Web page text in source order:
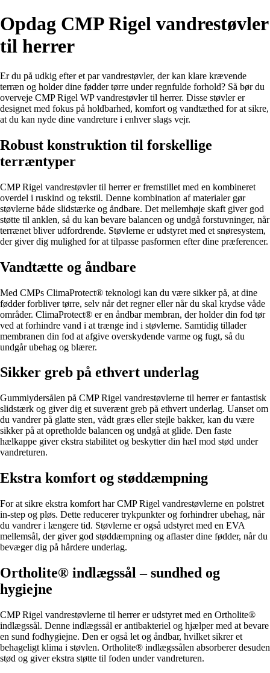
Opdag CMP Rigel vandrestøvler
til herrer
Er du på udkig efter et par vandrestøvler, der kan klare krævende
terræn og holder dine fødder tørre under regnfulde forhold? Så bør du
overveje CMP Rigel WP vandrestøvler til herrer. Disse støvler er
designet med fokus på holdbarhed, komfort og vandtæthed for at sikre,
at du kan nyde dine vandreture i enhver slags vejr.
Robust konstruktion til forskellige
terræntyper
CMP Rigel vandrestøvler til herrer er fremstillet med en kombineret
overdel i ruskind og tekstil. Denne kombination af materialer gør
støvlerne både slidstærke og åndbare. Det mellemhøje skaft giver god
støtte til anklen, så du kan bevare balancen og undgå forstuvninger, når
terrænet bliver udfordrende. Støvlerne er udstyret med et snøresystem,
der giver dig mulighed for at tilpasse pasformen efter dine præferencer.
Vandtætte og åndbare
Med CMPs ClimaProtect® teknologi kan du være sikker på, at dine
fødder forbliver tørre, selv når det regner eller når du skal krydse våde
områder. ClimaProtect® er en åndbar membran, der holder din fod tør
ved at forhindre vand i at trænge ind i støvlerne. Samtidig tillader
membranen din fod at afgive overskydende varme og fugt, så du
undgår ubehag og blærer.
Sikker greb på ethvert underlag
Gummiydersålen på CMP Rigel vandrestøvlerne til herrer er fantastisk
slidstærk og giver dig et suverænt greb på ethvert underlag. Uanset om
du vandrer på glatte sten, vådt græs eller stejle bakker, kan du være
sikker på at opretholde balancen og undgå at glide. Den faste
hælkappe giver ekstra stabilitet og beskytter din hæl mod stød under
vandreturen.
Ekstra komfort og støddæmpning
For at sikre ekstra komfort har CMP Rigel vandrestøvlerne en polstret
in-step og pløs. Dette reducerer trykpunkter og forhindrer ubehag, når
du vandrer i længere tid. Støvlerne er også udstyret med en EVA
mellemsål, der giver god støddæmpning og aflaster dine fødder, når du
bevæger dig på hårdere underlag.
Ortholite® indlægssål – sundhed og
hygiejne
CMP Rigel vandrestøvlerne til herrer er udstyret med en Ortholite®
indlægssål. Denne indlægssål er antibakteriel og hjælper med at bevare
en sund fodhygiejne. Den er også let og åndbar, hvilket sikrer et
behageligt klima i støvlen. Ortholite® indlægssålen absorberer desuden
stød og giver ekstra støtte til foden under vandreturen.